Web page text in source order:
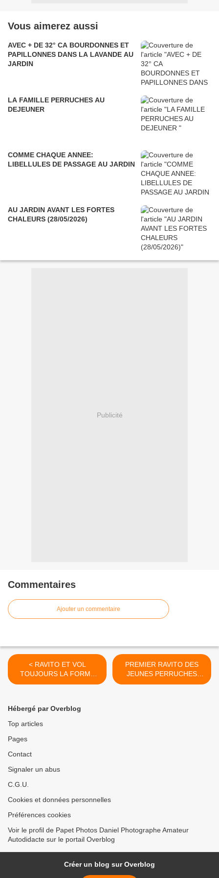
Vous aimerez aussi
AVEC + DE 32° CA BOURDONNES ET
PAPILLONNES DANS LA LAVANDE AU
JARDIN
LA FAMILLE PERRUCHES AU
DEJEUNER
COMME CHAQUE ANNEE:
LIBELLULES DE PASSAGE AU JARDIN
AU JARDIN AVANT LES FORTES
CHALEURS (28/05/2026)
Publicité
Commentaires
Ajouter un commentaire
< RAVITO ET VOL
TOUJOURS LA FORME
(remise a jour)
PREMIER RAVITO DES
JEUNES PERRUCHES
(SOUS SURVEILLANCE
Hébergé par Overblog
Top articles
Pages
Contact
Signaler un abus
C.G.U.
Cookies et données personnelles
Préférences cookies
Voir le profil de Papet Photos Daniel Photographe Amateur
Autodidacte sur le portail Overblog
Créer un blog sur Overblog